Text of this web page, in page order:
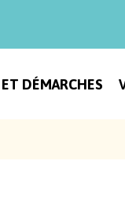
DÉMARCHES